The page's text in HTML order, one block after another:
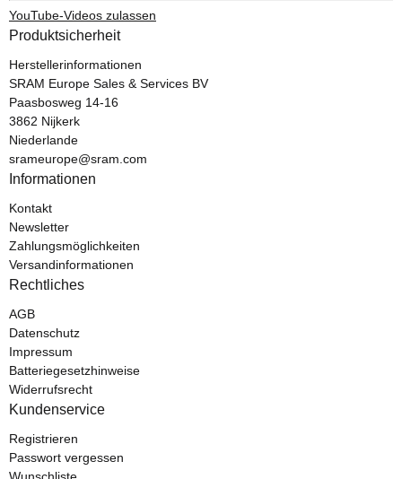
YouTube-Videos zulassen
Produktsicherheit
Herstellerinformationen
SRAM Europe Sales & Services BV
Paasbosweg 14-16
3862 Nijkerk
Niederlande
srameurope@sram.com
Informationen
Kontakt
Newsletter
Zahlungsmöglichkeiten
Versandinformationen
Rechtliches
AGB
Datenschutz
Impressum
Batteriegesetzhinweise
Widerrufsrecht
Kundenservice
Registrieren
Passwort vergessen
Wunschliste